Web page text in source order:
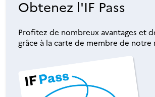
Obtenez l'IF Pass
Profitez de nombreux avantages et
grâce à la carte de membre de notre